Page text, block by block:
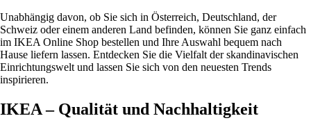
Unabhängig davon, ob Sie sich in Österreich, Deutschland, der
Schweiz oder einem anderen Land befinden, können Sie ganz einfach
im IKEA Online Shop bestellen und Ihre Auswahl bequem nach
Hause liefern lassen. Entdecken Sie die Vielfalt der skandinavischen
Einrichtungswelt und lassen Sie sich von den neuesten Trends
inspirieren.
IKEA – Qualität und Nachhaltigkeit